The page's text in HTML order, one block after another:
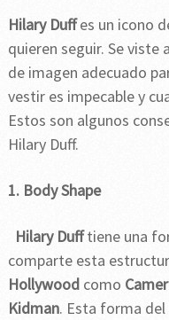
Hilary Duffes un icono
quieren seguir. Se viste
de imagen adecuado
vestir es impecable y
Estos son algunos
Hilary Duff.
1. Body Shape
Hilary Dufftiene una
comparte esta
Hollywoodcomo
Kidman. Esta forma del